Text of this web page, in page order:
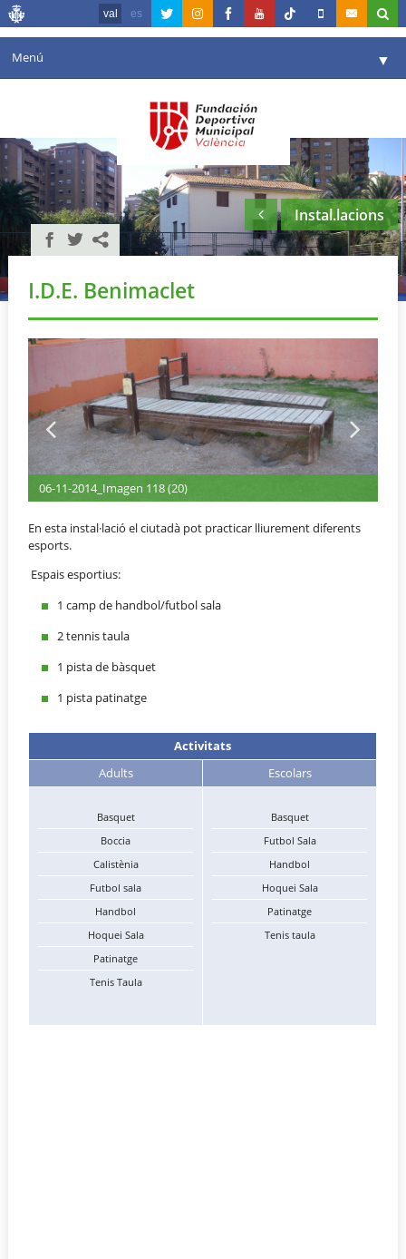
val es
Menú ▼
Agenda
Instal·lacions ▼
Comunicació ▼
València en esport
Portal de Transparència
Reserves
Instal.lacions
I.D.E. Benimaclet
118 (20)
En esta instal·lació el ciutadà pot practicar lliurement diferents
esports.
Espais esportius:
1 camp de handbol/futbol sala
2 tennis taula
1 pista de bàsquet
1 pista patinatge
Activitats
Adults
Escolars
Basquet
Boccia
Calistènia
Futbol sala
Handbol
Hoquei Sala
Patinatge
Tenis Taula
Basquet
Futbol Sala
Handbol
Hoquei Sala
Patinatge
Tenis taula